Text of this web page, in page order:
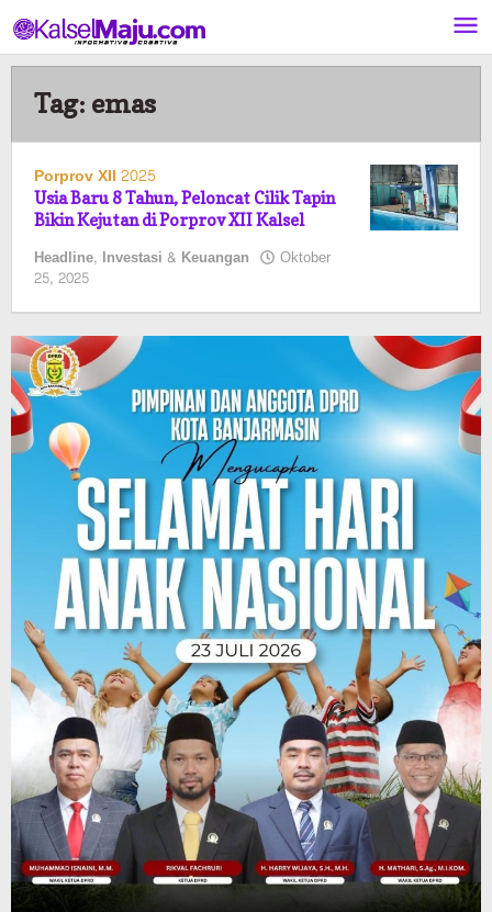
ke
konten
Tag: emas
Porprov XII 2025
Usia Baru 8 Tahun, Peloncat Cilik Tapin
Bikin Kejutan di Porprov XII Kalsel
Headline, Investasi & Keuangan Oktober
25, 2025